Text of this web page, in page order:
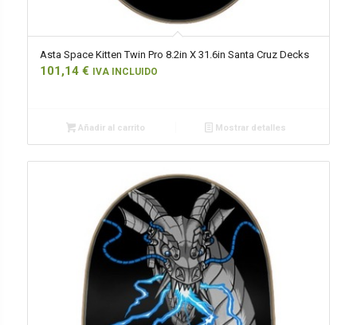
Asta Space Kitten Twin Pro 8.2in X 31.6in Santa Cruz Decks
101,14 € IVA INCLUIDO
Añadir al carrito Mostrar detalles